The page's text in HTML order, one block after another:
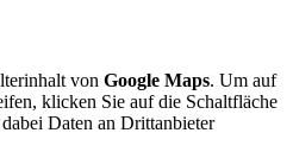
von Google Maps. Um auf
klicken Sie auf die Schaltfläche
Daten an Drittanbieter